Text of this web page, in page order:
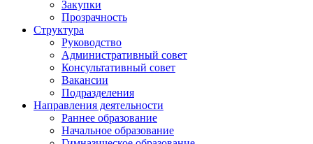
Закупки
Прозрачность
Структура
Руководство
Административный совет
Консультативный совет
Вакансии
Подразделения
Направления деятельности
Раннее образование
Начальное образование